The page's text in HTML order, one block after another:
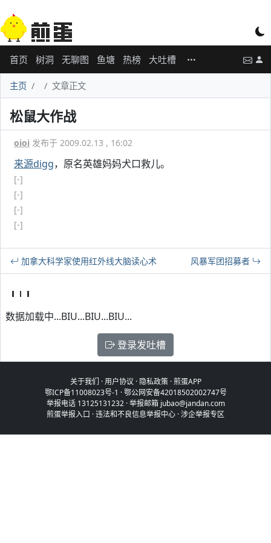
首页 树洞 无聊图 鱼塘 热榜 大吐槽
主页 文章正文
松鼠大作战
oioi 发布于 2009.02.13 , 16:02
来源digg，原名英雄妈妈犬口救儿。
[-]
[-]
[-]
[-]
加拿大科学家使用红外线大脑读心术 风暴军团招募者
数据加载中...BIU...BIU...BIU...
登录发吐槽
关于我们 ·用户协议 · 隐私政策·煎蛋APP
鄂ICP备11008023号-1 ·鄂公网安备42018502002747号
举报电话 13125131232 · 举报邮箱 jubao@jandan.com
煎蛋举报入口 ·违法和不良信息举报中心 ·涉企举报专区